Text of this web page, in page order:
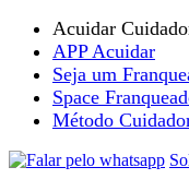
Acuidar
APP Acuidar
Seja um
Space
Método